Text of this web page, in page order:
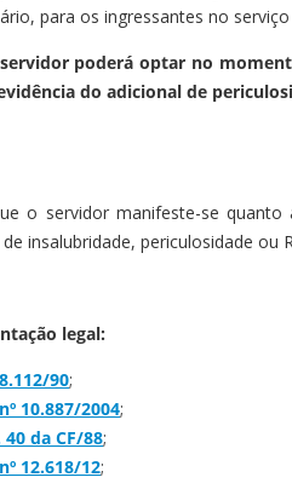
para os ingressantes no
poderá optar no
do adicional de
o servidor manifeste-se quanto
insalubridade, periculosidade ou
legal:
90;
10.887/2004;
da CF/88;
12.618/12;